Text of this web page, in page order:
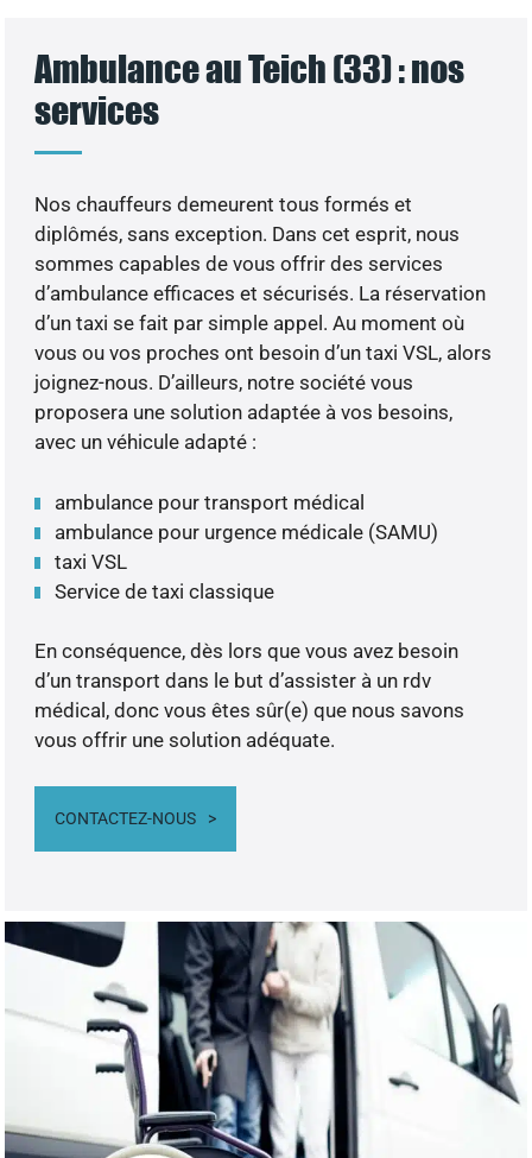
Ambulance au Teich (33) : nos
services
Nos chauffeurs demeurent tous formés et
diplômés, sans exception. Dans cet esprit, nous
sommes capables de vous offrir des services
d’ambulance efficaces et sécurisés. La réservation
d’un taxi se fait par simple appel. Au moment où
vous ou vos proches ont besoin d’un taxi VSL, alors
joignez-nous. D’ailleurs, notre société vous
proposera une solution adaptée à vos besoins,
avec un véhicule adapté :
ambulance pour transport médical
ambulance pour urgence médicale (SAMU)
taxi VSL
Service de taxi classique
En conséquence, dès lors que vous avez besoin
d’un transport dans le but d’assister à un rdv
médical, donc vous êtes sûr(e) que nous savons
vous offrir une solution adéquate.
CONTACTEZ-NOUS